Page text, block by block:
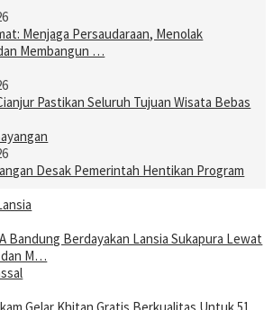
Menjaga Persaudaraan, Menolak
Membangun …
Pastikan Seluruh Tujuan Wisata Bebas
Desak Pemerintah Hentikan Program
Bandung Berdayakan Lansia Sukapura Lewat
dan M…